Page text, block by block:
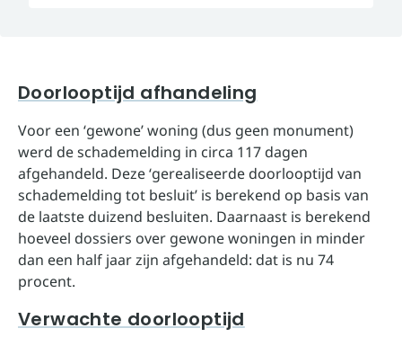
Doorlooptijd afhandeling
Voor een ‘gewone’ woning (dus geen monument)
werd de schademelding in circa 117 dagen
afgehandeld. Deze ‘gerealiseerde doorlooptijd van
schademelding tot besluit’ is berekend op basis van
de laatste duizend besluiten. Daarnaast is berekend
hoeveel dossiers over gewone woningen in minder
dan een half jaar zijn afgehandeld: dat is nu 74
procent.
Verwachte doorlooptijd